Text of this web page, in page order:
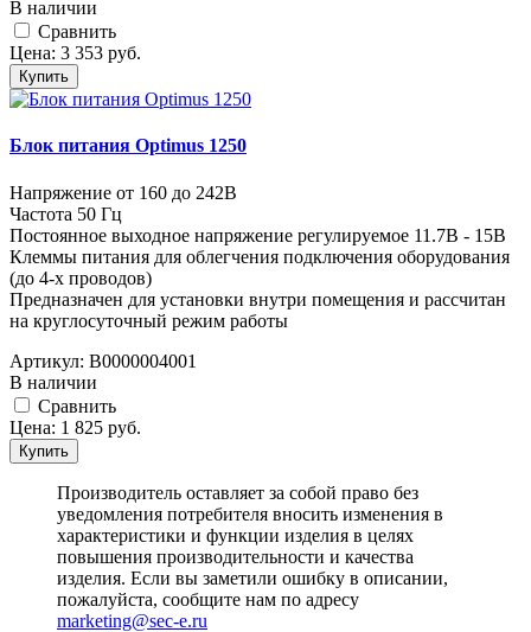
В наличии
Cравнить
Цена: 3 353 руб.
Купить
Блок питания Optimus 1250
Напряжение от 160 до 242В
Частота 50 Гц
Постоянное выходное напряжение регулируемое 11.7В - 15В
Клеммы питания для облегчения подключения оборудования
(до 4-х проводов)
Предназначен для установки внутри помещения и рассчитан
на круглосуточный режим работы
Артикул: В0000004001
В наличии
Cравнить
Цена: 1 825 руб.
Купить
Производитель оставляет за собой право без
уведомления потребителя вносить изменения в
характеристики и функции изделия в целях
повышения производительности и качества
изделия. Если вы заметили ошибку в описании,
пожалуйста, сообщите нам по адресу
marketing@sec-e.ru